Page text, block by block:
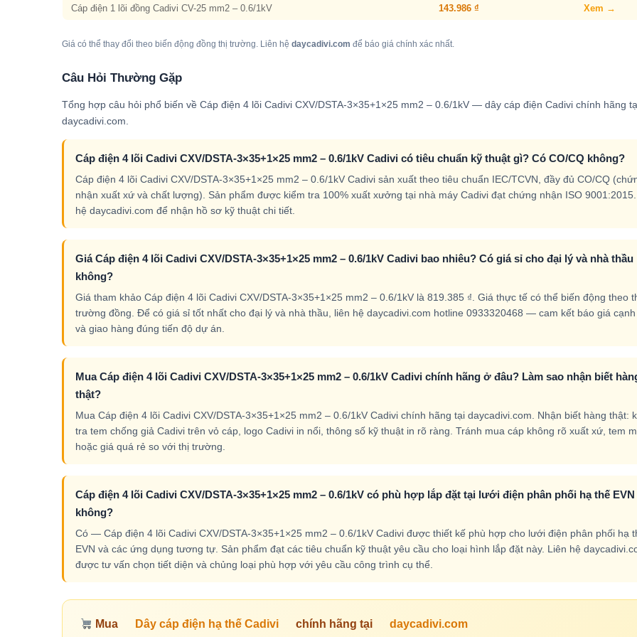
Cáp điện 1 lõi đồng Cadivi CV-25 mm2 – 0.6/1kV 143.986 ₫ Xem →
Giá có thể thay đổi theo biến động đồng thị trường. Liên hệ daycadivi.com để báo giá chính xác nhất.
Câu Hỏi Thường Gặp
Tổng hợp câu hỏi phổ biến về Cáp điện 4 lõi Cadivi CXV/DSTA-3×35+1×25 mm2 – 0.6/1kV — dây cáp điện Cadivi chính hãng
daycadivi.com.
Cáp điện 4 lõi Cadivi CXV/DSTA-3×35+1×25 mm2 – 0.6/1kV Cadivi có tiêu chuẩn kỹ thuật gì? Có CO/CQ không?
Cáp điện 4 lõi Cadivi CXV/DSTA-3×35+1×25 mm2 – 0.6/1kV Cadivi sản xuất theo tiêu chuẩn IEC/TCVN, đầy đủ CO/CQ
nhận xuất xứ và chất lượng). Sản phẩm được kiểm tra 100% xuất xưởng tại nhà máy Cadivi đạt chứng nhận ISO
hệ daycadivi.com để nhận hồ sơ kỹ thuật chi tiết.
Giá Cáp điện 4 lõi Cadivi CXV/DSTA-3×35+1×25 mm2 – 0.6/1kV Cadivi bao nhiêu? Có giá sỉ cho đại lý và nhà thầu
không?
Giá tham khảo Cáp điện 4 lõi Cadivi CXV/DSTA-3×35+1×25 mm2 – 0.6/1kV là 819.385 ₫. Giá thực tế có thể biến động theo
trường đồng. Để có giá sỉ tốt nhất cho đại lý và nhà thầu, liên hệ daycadivi.com hotline 0933320468 — cam kết báo giá
và giao hàng đúng tiến độ dự án.
Mua Cáp điện 4 lõi Cadivi CXV/DSTA-3×35+1×25 mm2 – 0.6/1kV Cadivi chính hãng ở đâu? Làm sao nhận biết
thật?
Mua Cáp điện 4 lõi Cadivi CXV/DSTA-3×35+1×25 mm2 – 0.6/1kV Cadivi chính hãng tại daycadivi.com. Nhận biết hàng thật:
tra tem chống giả Cadivi trên vỏ cáp, logo Cadivi in nổi, thông số kỹ thuật in rõ ràng. Tránh mua cáp không rõ xuất xứ, tem
hoặc giá quá rẻ so với thị trường.
Cáp điện 4 lõi Cadivi CXV/DSTA-3×35+1×25 mm2 – 0.6/1kV có phù hợp lắp đặt tại lưới điện phân phối hạ thế EVN
không?
Có — Cáp điện 4 lõi Cadivi CXV/DSTA-3×35+1×25 mm2 – 0.6/1kV Cadivi được thiết kế phù hợp cho lưới điện phân phối hạ
EVN và các ứng dụng tương tự. Sản phẩm đạt các tiêu chuẩn kỹ thuật yêu cầu cho loại hình lắp đặt này. Liên hệ
được tư vấn chọn tiết diện và chủng loại phù hợp với yêu cầu công trình cụ thể.
Mua Dây cáp điện hạ thế Cadivi chính hãng tại daycadivi.com